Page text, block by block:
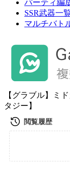
パーティ編
SSR武器一
マルチバト
【グラブル】ミ
タジー】